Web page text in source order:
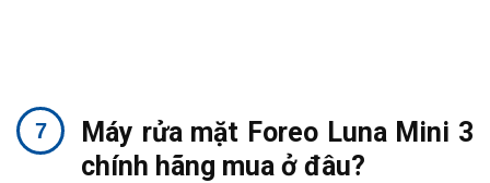
Máy rửa mặt Foreo Luna Mini 3
chính hãng mua ở đâu?